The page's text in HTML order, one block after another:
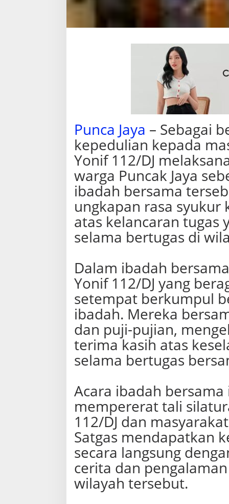
n
J
a
y
a
s
e
b
e
l
u
m
p
u
r
n
a
t
u
g
a
s
‎Punca Jaya – Sebagai
kepedulian kepada
Yonif 112/DJ
warga Puncak Jaya
ibadah bersama
ungkapan rasa syukur
atas kelancaran tugas
selama bertugas di
‎Dalam ibadah
Yonif 112/DJ yang
setempat berkumpul
ibadah. Mereka
dan puji-pujian,
terima kasih atas
selama bertugas
‎Acara ibadah
mempererat tali
112/DJ dan
Satgas mendapatkan
secara langsung
cerita dan
wilayah tersebut.